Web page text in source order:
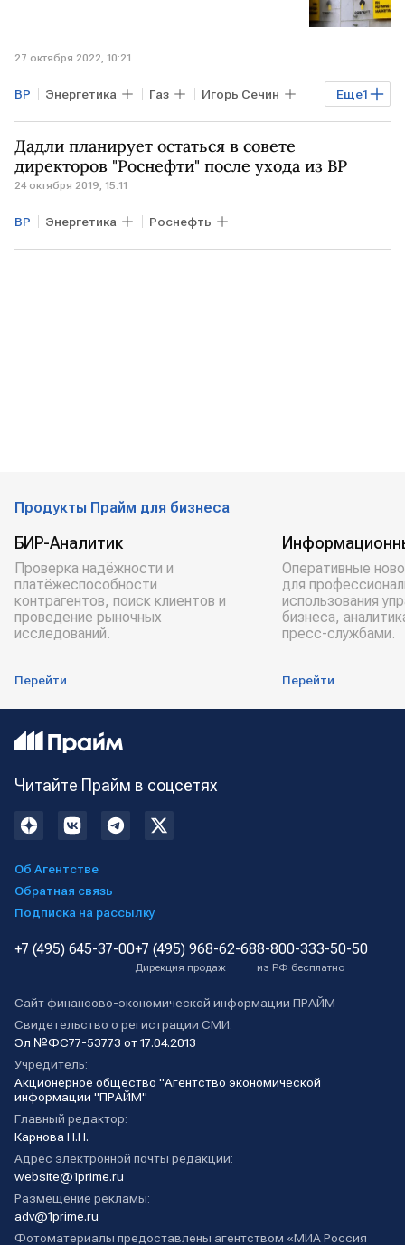
27 октября 2022, 10:21
Еще1
ВР Энергетика Газ Игорь Сечин
Роснефть
Дадли планирует остаться в совете
директоров "Роснефти" после ухода из ВР
24 октября 2019, 15:11
ВР Энергетика Роснефть
Продукты Прайм для бизнеса
БИР-Аналитик
Проверка надёжности и
платёжеспособности
контрагентов, поиск клиентов и
проведение рыночных
исследований.
Перейти
Оперативные
для
использования
бизнеса,
пресс-службами.
Перейти
Читайте Прайм в соцсетях
Об Агентстве
Обратная связь
Подписка на рассылку
+7 (495) 645-37-00+7 (495) 968-62-68
Дирекция продаж
8-800-333-50-50
из РФ бесплатно
Сайт финансово-экономической информации ПРАЙМ
Свидетельство о регистрации СМИ:
Эл №ФС77-53773 от 17.04.2013
Учредитель:
Акционерное общество "Агентство экономической
информации "ПРАЙМ"
Главный редактор:
Карнова Н.Н.
Адрес электронной почты редакции:
website@1prime.ru
Размещение рекламы:
adv@1prime.ru
Фотоматериалы предоставлены агентством «МИА Россия